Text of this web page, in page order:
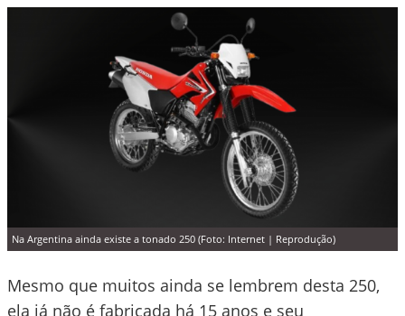
Na Argentina ainda existe a tonado 250 (Foto: Internet | Reprodução)
Mesmo que muitos ainda se lembrem desta 250,
ela já não é fabricada há 15 anos e seu